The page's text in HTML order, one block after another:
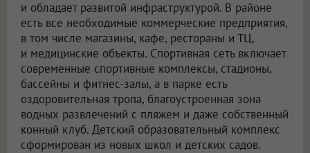
и обладает развитой инфраструктурой. В районе
есть все необходимые коммерческие предприятия,
в том числе магазины, кафе, рестораны и ТЦ,
и медицинские объекты. Спортивная сеть включает
современные спортивные комплексы, стадионы,
бассейны и фитнес-залы, а в парке есть
оздоровительная тропа, благоустроенная зона
водных развлечений с пляжем и даже собственный
конный клуб. Детский образовательный комплекс
сформирован из новых школ и детских садов.